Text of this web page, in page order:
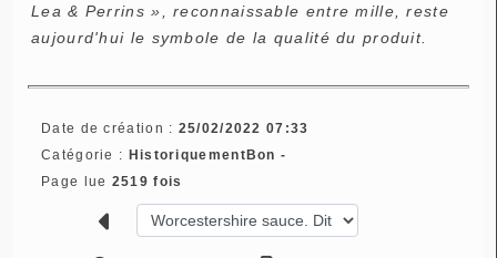
Lea & Perrins », reconnaissable entre mille, reste
aujourd'hui le symbole de la qualité du produit.
Date de création : 25/02/2022 07:33
Catégorie : HistoriquementBon -
Page lue 2519 fois